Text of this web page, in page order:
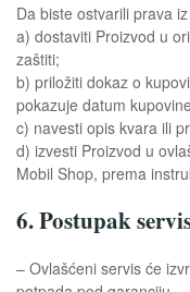
Da biste ostvarili prava
a) dostaviti Proizvod u
zaštiti;
b) priložiti dokaz o
pokazuje datum
c) navesti opis kvara ili
d) izvesti Proizvod u
Mobil Shop, prema
6. Postupak
– Ovlašćeni servis će